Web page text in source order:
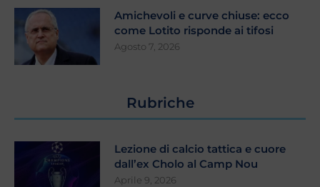
Amichevoli e curve chiuse: ecco
come Lotito risponde ai tifosi
Agosto 7, 2026
Rubriche
Lezione di calcio tattica e cuore
dall’ex Cholo al Camp Nou
Aprile 9, 2026